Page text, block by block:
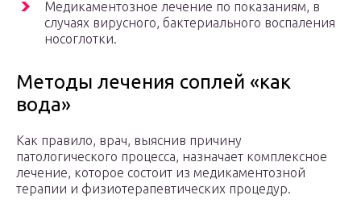
Медикаментозное лечение по показаниям, в
случаях вирусного, бактериального воспаления
носоглотки.
Методы лечения соплей «как
вода»
Как правило, врач, выяснив причину
патологического процесса, назначает комплексное
лечение, которое состоит из медикаментозной
терапии и физиотерапевтических процедур.